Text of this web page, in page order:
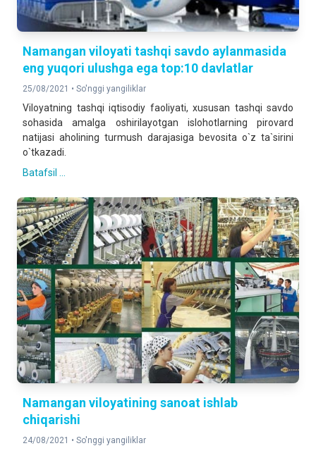
Namangan viloyati tashqi savdo aylanmasida
eng yuqori ulushga ega top:10 davlatlar
25/08/2021 • So'nggi yangiliklar
Viloyatning tashqi iqtisodiy faoliyati, xususan tashqi savdo
sohasida amalga oshirilayotgan islohotlarning pirovard
natijasi aholining turmush darajasiga bevosita o`z ta`sirini
o`tkazadi.
Batafsil ...
Namangan viloyatining sanoat ishlab
chiqarishi
24/08/2021 • So'nggi yangiliklar